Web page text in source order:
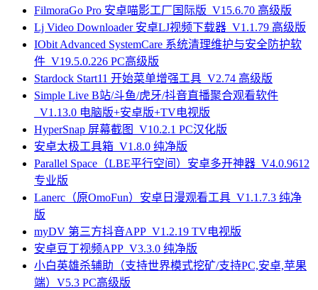
FilmoraGo Pro 安卓喵影工厂国际版_V15.6.70 高级版
Lj Video Downloader 安卓LJ视频下载器_V1.1.79 高级版
IObit Advanced SystemCare 系统清理维护与安全防护软
件_V19.5.0.226 PC高级版
Stardock Start11 开始菜单增强工具_V2.74 高级版
Simple Live B站/斗鱼/虎牙/抖音直播聚合观看软件
_V1.13.0 电脑版+安卓版+TV电视版
HyperSnap 屏幕截图_V10.2.1 PC汉化版
安卓太极工具箱_V1.8.0 纯净版
Parallel Space（LBE平行空间）安卓多开神器_V4.0.9612
专业版
Lanerc（原OmoFun）安卓日漫观看工具_V1.1.7.3 纯净
版
myDV 第三方抖音APP_V1.2.19 TV电视版
安卓豆丁视频APP_V3.3.0 纯净版
小白英雄杀辅助（支持世界模式挖矿/支持PC,安卓,苹果
端）V5.3 PC高级版